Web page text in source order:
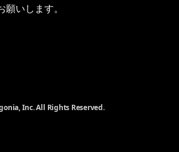
願いします。
Inc. All Rights Reserved.